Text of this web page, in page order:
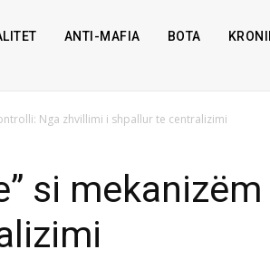
ANTI-MAFIA BOTA
Nga zhvillimi i shpallur te centralizimi
si